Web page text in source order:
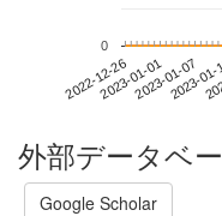
2022-12-262023-01-012023-01-07
2023-
0
外部データベ
Google Scholar